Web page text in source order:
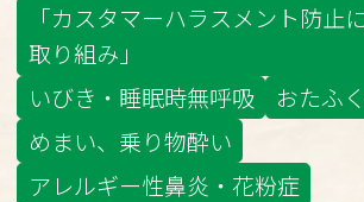
「カスタマーハラスメント防止
取り組み」
いびき・睡眠時無呼吸
おたふ
めまい、乗り物酔い
アレルギー性鼻炎・花粉症